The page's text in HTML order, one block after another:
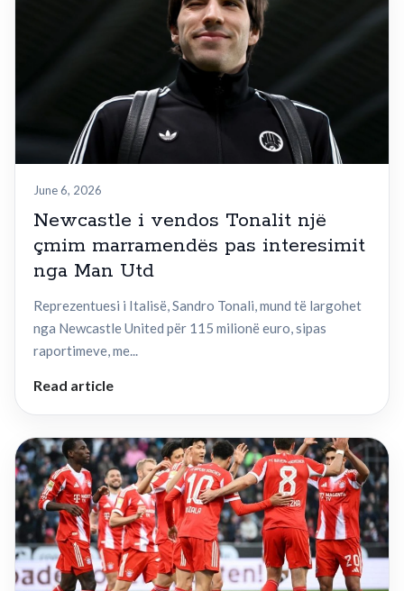
June 6, 2026
Newcastle i vendos Tonalit një
çmim marramendës pas interesimit
nga Man Utd
Reprezentuesi i Italisë, Sandro Tonali, mund të largohet
nga Newcastle United për 115 milionë euro, sipas
raportimeve, me...
Read article